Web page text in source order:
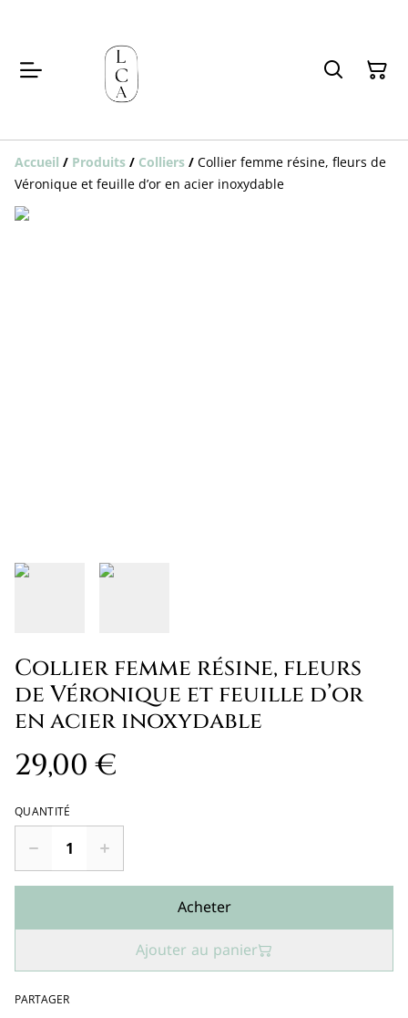
Accueil / Produits / Colliers / Collier femme résine, fleurs de
Véronique et feuille d’or en acier inoxydable
Collier femme résine, fleurs
de Véronique et feuille d’or
en acier inoxydable
29,00 €
QUANTITÉ
Acheter
Ajouter au panier
PARTAGER